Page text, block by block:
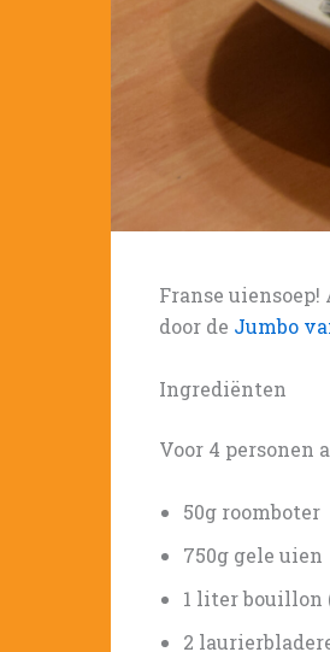
Franse
door de Jumbo
Ingrediënten
Voor 4 personen
50g roomboter
750g gele uien
1 liter bouillon
2